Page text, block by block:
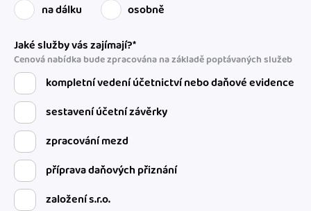
na dálku
osobně
Jaké služby vás zajímají?*
Cenová nabídka bude zpracována na základě poptávaných služeb
kompletní vedení účetnictví nebo daňové evidence
sestavení účetní závěrky
zpracování mezd
příprava daňových přiznání
založení s.r.o.